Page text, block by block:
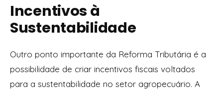
Incentivos à
Sustentabilidade
Outro ponto importante da Reforma Tributária é a
possibilidade de criar incentivos fiscais voltados
para a sustentabilidade no setor agropecuário. A